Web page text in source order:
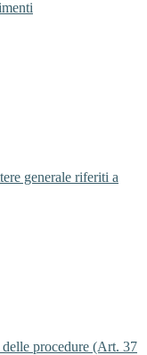
generale riferiti a
procedure (Art. 37